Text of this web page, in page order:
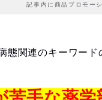
記事内に商品プロモー
態関連のキーワード